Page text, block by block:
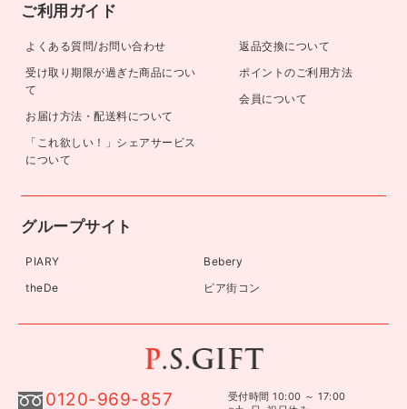
ご利用ガイド
よくある質問/お問い合わせ
受け取り期限が過ぎた商品につい
て
お届け方法・配送料について
「これ欲しい！」シェアサービス
について
返品交換について
ポイントのご利用方法
会員について
グループサイト
PIARY
Bebery
theDe
ピア街コン
0120-969-857
受付時間 10:00 ～ 17:00